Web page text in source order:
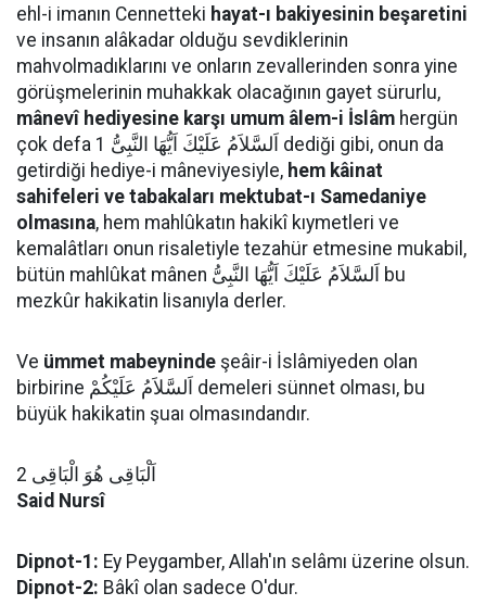
ehl-i imanın Cennetteki hayat-ı bakiyesinin beşaretini
ve insanın alâkadar olduğu sevdiklerinin
mahvolmadıklarını ve onların zevallerinden sonra yine
görüşmelerinin muhakkak olacağının gayet sürurlu,
mânevî hediyesine karşı umum âlem-i İslâm hergün
çok defa اَلسَّلاَمُ عَلَيْكَ اَيُّهَا النَّبِىُّ 1 dediği gibi, onun da
getirdiği hediye-i mâneviyesiyle, hem kâinat
sahifeleri ve tabakaları mektubat-ı Samedaniye
olmasına, hem mahlûkatın hakikî kıymetleri ve
kemalâtları onun risaletiyle tezahür etmesine mukabil,
bütün mahlûkat mânen اَلسَّلاَمُ عَلَيْكَ اَيُّهَا النَّبِىُّ bu
mezkûr hakikatin lisanıyla derler.
Ve ümmet mabeyninde şeâir-i İslâmiyeden olan
birbirine اَلسَّلاَمُ عَلَيْكُمْ demeleri sünnet olması, bu
büyük hakikatin şuaı olmasındandır.
اَلْبَاقِى هُوَ الْبَاقِى 2
Said Nursî
Dipnot-1: Ey Peygamber, Allah'ın selâmı üzerine olsun.
Dipnot-2: Bâkî olan sadece O'dur.